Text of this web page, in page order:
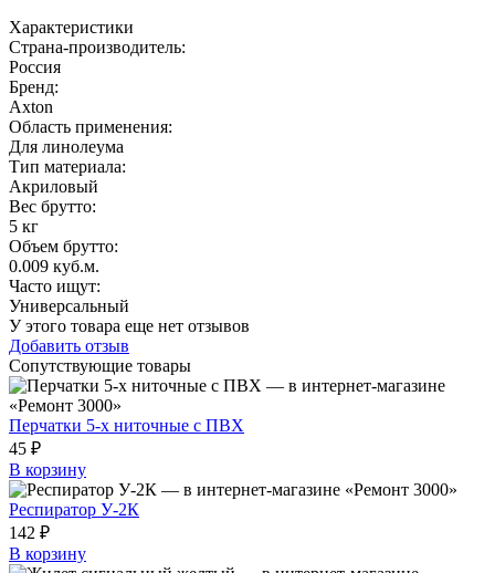
Характеристики
Страна-производитель:
Россия
Бренд:
Axton
Область применения:
Для линолеума
Тип материала:
Акриловый
Вес брутто:
5 кг
Объем брутто:
0.009 куб.м.
Часто ищут:
Универсальный
У этого товара еще нет отзывов
Добавить отзыв
Сопутствующие товары
Перчатки 5-х ниточные с ПВХ
45 ₽
В корзину
Респиратор У-2К
142 ₽
В корзину